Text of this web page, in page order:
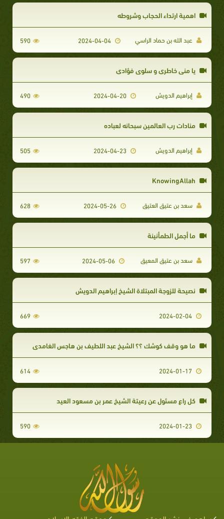
اهمية ارتداء الحجاب وشروطه
عبد الله بن حماد الراسي 590
يا منى خاطري و سلوى فؤادي
إبراهيم الدويش 2024-04-20
490
منادات رب العالمين سبحانه لعباده
إبراهيم الدويش 2024-04-23
505
سعد بن عتيق العتيق 628
ما أجمل الطمأنينة
سعد بن عتيق المعيق 597
نصيحة للزوجة المبتلاة الشيخ إبراهيم الدويش
669
ما هو وقف كوشك ؟؟ الشيخ عبد اللطيف بن هاجس الغامدى
614
كل راع مسئول عن رعيتة الشيخ عمر بن مسعود العيد
590